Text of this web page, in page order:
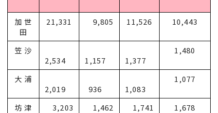
加 世
田
21,331 9,805 11,526 10,443
笠 沙
2,534
1,157 1,377
1,480
大 浦
2,019
936 1,083
1,077
坊 津 3,203 1,462 1,741
1,678